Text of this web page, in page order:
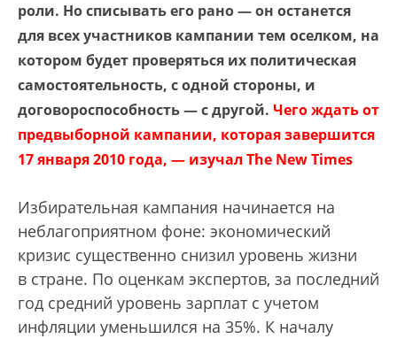
роли. Но списывать его рано — он останется
для всех участников кампании тем оселком, на
котором будет проверяться их политическая
самостоятельность, с одной стороны, и
договороспособность — с другой. Чего ждать от
предвыборной кампании, которая завершится
17 января 2010 года, — изучал The New Times
Избирательная кампания начинается на
неблагоприятном фоне: экономический
кризис существенно снизил уровень жизни
в стране. По оценкам экспертов, за последний
год средний уровень зарплат с учетом
инфляции уменьшился на 35%. К началу